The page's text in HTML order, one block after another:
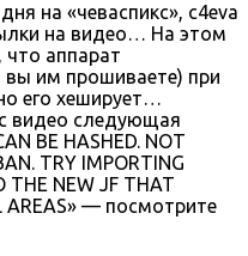
на «чеваспикс», c4eva
на видео… На этом
аппарат
вы им прошиваете) при
его хеширует…
видео следующая
BE HASHED. NOT
TRY IMPORTING
THE NEW JF THAT
AREAS» — посмотрите